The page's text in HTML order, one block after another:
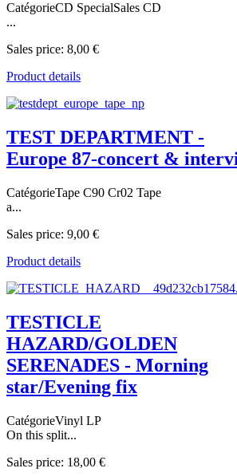
CatégorieCD SpecialSales CD
...
Sales price: 8,00 €
Product details
TEST DEPARTMENT -
Europe 87-concert &
CatégorieTape C90 Cr02 Tape
a...
Sales price: 9,00 €
Product details
TESTICLE
HAZARD/GOLDEN
SERENADES - Morning
star/Evening fix
CatégorieVinyl LP
On this split...
Sales price: 18,00 €